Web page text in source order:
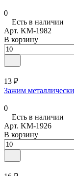
0
Есть в наличии
Арт. KM-1982
В корзину
13 ₽
Зажим
0
Есть в наличии
Арт. KM-1926
В корзину